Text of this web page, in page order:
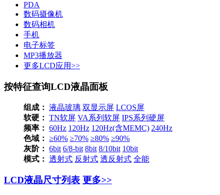
PDA
数码摄像机
数码相机
手机
电子标签
MP3播放器
更多LCD应用>>
按特征查询LCD液晶面板
组成： 液晶玻璃 双显示屏 LCOS屏
软硬： TN软屏 VA系列软屏 IPS系列硬屏
频率： 60Hz 120Hz 120Hz(含MEMC) 240Hz
色域： ≥60% ≥70% ≥80% ≥90%
灰阶： 6bit 6/8-bit 8bit 8/10bit 10bit
模式： 透射式 反射式 透反射式 全能
LCD液晶尺寸列表 更多>>